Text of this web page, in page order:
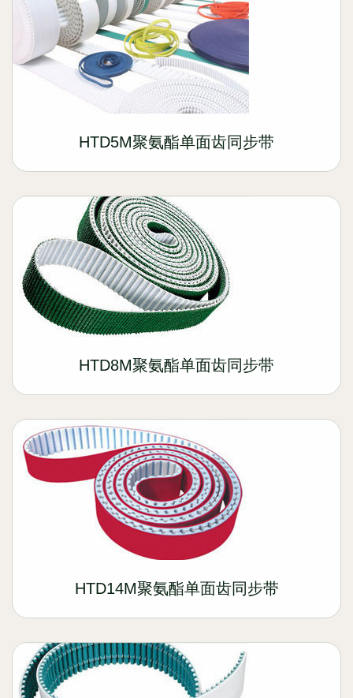
HTD5M聚氨酯单面齿同步带
HTD8M聚氨酯单面齿同步带
HTD14M聚氨酯单面齿同步带